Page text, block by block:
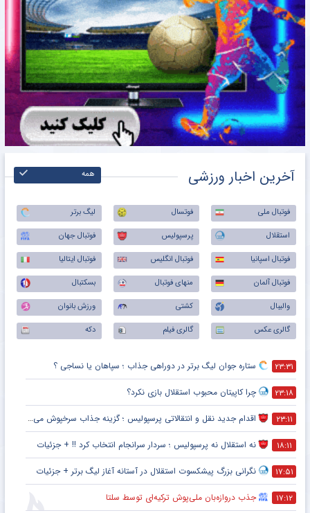
آخرین اخبار ورزشی همه
فوتبال ملی فوتسال
لیگ برتر
استقلال
پرسپولیس
فوتبال جهان
فوتبال اسپانیا
فوتبال انگلیس
فوتبال ایتالیا
فوتبال آلمان
منهای فوتبال
بسکتبال
والیبال
کشتی
ورزش بانوان
گالری عکس
گالری فیلم دکه
۲۳:۳۱ ستاره جوان لیگ برتر در دوراهی جذاب ؛ سپاهان یا نساجی ؟
۲۳:۱۸ چرا کاپیتان محبوب استقلال بازی نکرد؟
۲۳:۱۱ اقدام جدید نقل و انتقالاتی پرسپولیس ؛ گزینه جذاب سرخپوش می شود؟
۱۸:۱۱ نه استقلال نه پرسپولیس ؛ سردار سرانجام انتخاب کرد !! + جزئیات
۱۷:۵۱ نگرانی بزرگ پیشکسوت استقلال در آستانه آغاز لیگ برتر + جزئیات
۱۷:۱۲ جذب دروازه‌بان ملی‌پوش ترکیه‌ای توسط سلتا